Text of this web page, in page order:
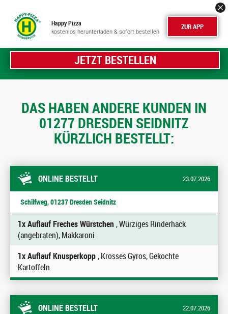
Happy Pizza
kostenlos herunterladen & sofort bestellen ZUR APP
JETZT BESTELLEN
DAS HABEN ANDERE KUNDEN IN
01277 DRESDEN SEIDNITZ
KÜRZLICH BESTELLT:
ONLINE BESTELLT 23.07.2026
Schilfweg, 01237 Dresden Seidnitz
1x Auflauf Freches Würstchen, Würziges Rinderhack
(angebraten), Makkaroni
1x Auflauf Knusperkopp, Krosses Gyros, Gekochte
Kartoffeln
ONLINE BESTELLT 22.07.2026